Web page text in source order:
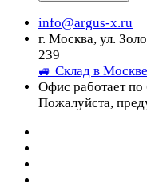
info@argus-x.ru
г. Москва, ул.
239
🚙 Склад в Москве
Офис работает
Пожалуйста,